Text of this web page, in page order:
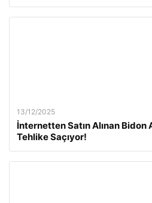
13/12/2025
İnternetten Satın Alınan Bidon
Tehlike Saçıyor!